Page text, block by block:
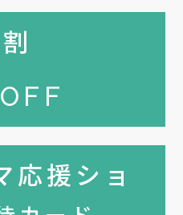
応援ショ